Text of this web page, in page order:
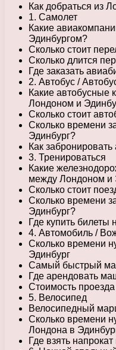
Как добраться из
1. Самолет
Какие
Эдинбургом?
Сколько стоит
Сколько длится
Где заказать
2. Автобус /
Какие автобусные
Лондоном и
Сколько стоит
Сколько времени
Эдинбург?
Как
3. Тренироваться
Какие
между Лондоном и
Сколько стоит
Сколько времени
Эдинбург?
Где купить билеты
4. Автомобиль /
Сколько времени
Эдинбург
Самый быстрый
Где арендовать
Стоимость
5. Велосипед
Велосипедный
Сколько времени
Лондона в
Где взять